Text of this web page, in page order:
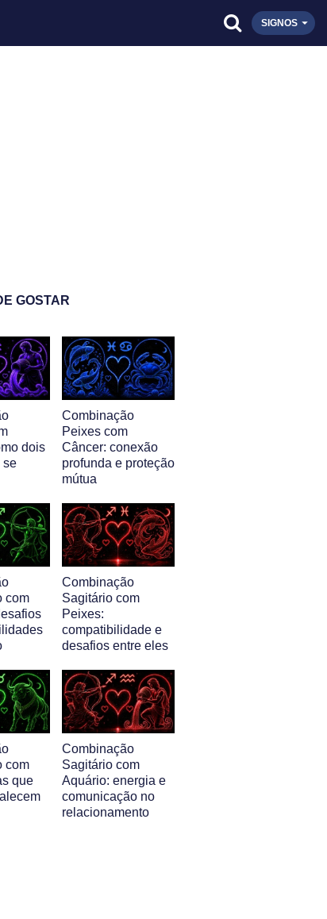
SIGNOS
GOSTAR
dois
se
Combinação
Peixes com
Câncer: conexão
profunda e proteção
mútua
com
Combinação
Sagitário com
Peixes:
compatibilidade e
desafios entre eles
com
que
Combinação
Sagitário com
Aquário: energia e
comunicação no
relacionamento